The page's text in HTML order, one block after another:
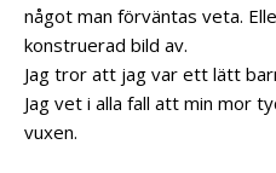
något man förväntas veta.
konstruerad bild av.
Jag tror att jag var ett lätt
Jag vet i alla fall att min mor
vuxen.